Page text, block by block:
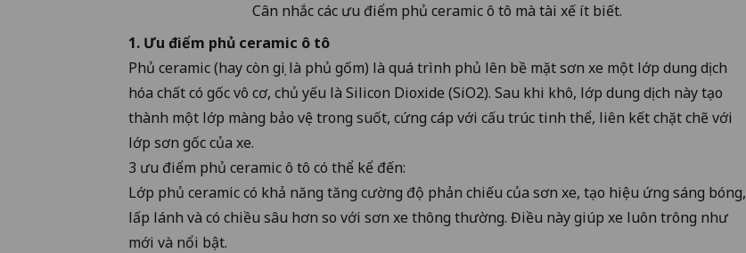
Cân nhắc các ưu điểm phủ ceramic ô tô mà tài xế ít biết.
1. Ưu điểm phủ ceramic ô tô
Phủ ceramic (hay còn gọi là phủ gốm) là quá trình phủ lên bề mặt sơn xe một lớp dung dịch
hóa chất có gốc vô cơ, chủ yếu là Silicon Dioxide (SiO2). Sau khi khô, lớp dung dịch này tạo
thành một lớp màng bảo vệ trong suốt, cứng cáp với cấu trúc tinh thể, liên kết chặt chẽ với
lớp sơn gốc của xe.
3 ưu điểm phủ ceramic ô tô có thể kể đến:
Lớp phủ ceramic có khả năng tăng cường độ phản chiếu của sơn xe, tạo hiệu ứng sáng bóng,
lấp lánh và có chiều sâu hơn so với sơn xe thông thường. Điều này giúp xe luôn trông như
mới và nổi bật.